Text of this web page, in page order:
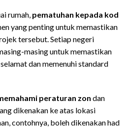
rumah, pematuhan kepada kod
yang penting untuk memastikan
tersebut. Setiap negeri
masing untuk memastikan
dan memenuhi standard
peraturan zon dan
dikenakan ke atas lokasi
contohnya, boleh dikenakan had